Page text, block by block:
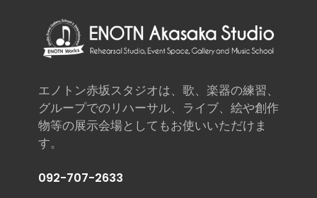
エノトン赤坂スタジオは、歌、楽器の練習、
グループでのリハーサル、ライブ、絵や創作
物等の展示会場としてもお使いいただけま
す。
092-707-2633